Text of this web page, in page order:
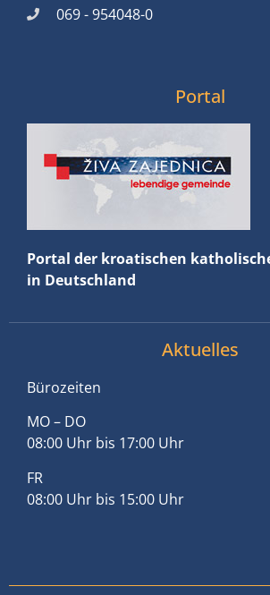
069 - 954048-0
Portal
Portal der kroatischen
in Deutschland
Aktuelles
Bürozeiten
MO – DO
08:00 Uhr bis 17:00 Uhr
FR
08:00 Uhr bis 15:00 Uhr